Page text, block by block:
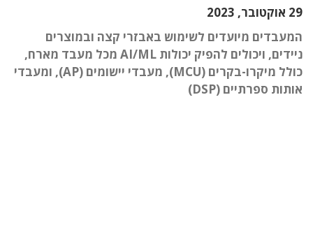
29 אוקטובר, 2023
המעבדים מיועדים לשימוש באבזרי קצה ובמוצרים
ניידים, ויכולים להפיק יכולות AI/ML מכל מעבד מארח,
כולל מיקרו-בקרים (MCU), מעבדי יישומים (AP), ומעבדי
אותות ספרתיים (DSP)